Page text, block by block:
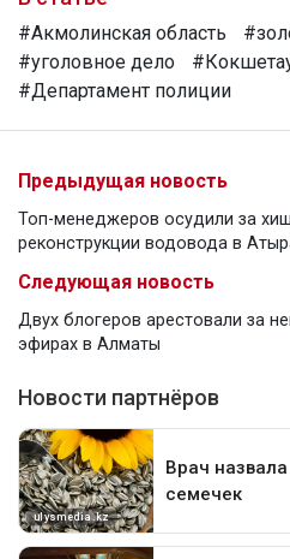
#Акмолинская область
#уголовное дело
#Департамент полиции
Предыдущая новость
Топ-менеджеров осудили за
реконструкции водовода в
Следующая новость
Двух блогеров арестовали за
эфирах в Алматы